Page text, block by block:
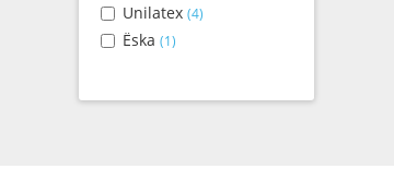
Unilatex (4)
Ёska (1)